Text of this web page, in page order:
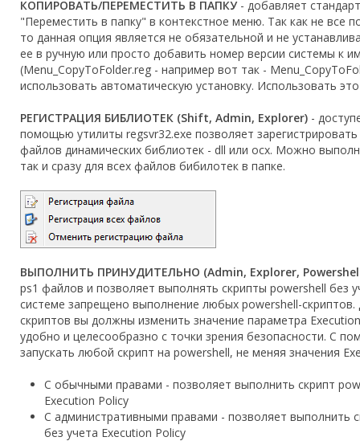
КОПИРОВАТЬ/ПЕРЕМЕСТИТЬ В ПАПКУ- добавляет
"Переместить в папку" в контекстное меню. Так как не все
то данная опция является не обязательной и не
ее в ручную или просто добавить номер версии системы к
(Menu_CopyToFolder.reg - например вот так -
использовать автоматическую установку. Использовать
РЕГИСТРАЦИЯ БИБЛИОТЕК (Shift, Admin, Explorer) -
помощью утилиты regsvr32.exe позволяет
файлов динамических библиотек - dll или ocx. Можно
так и сразу для всех файлов бибилотек в папке.
ВЫПОЛНИТЬ ПРИНУДИТЕЛЬНО (Admin, Explorer,
ps1 файлов и позволяет выполнять скрипты powershell без
системе запрещено выполнение любых powershell-
скриптов вы должны изменить значение параметра
удобно и целесообразно с точки зрения безопасности. С
запускать любой скрипт на powershell, не меняя значения
C обычными правами - позволяет выполнить скрипт
Execution Policy
С административными правами - позволяет выполнить
без учета Execution Policy